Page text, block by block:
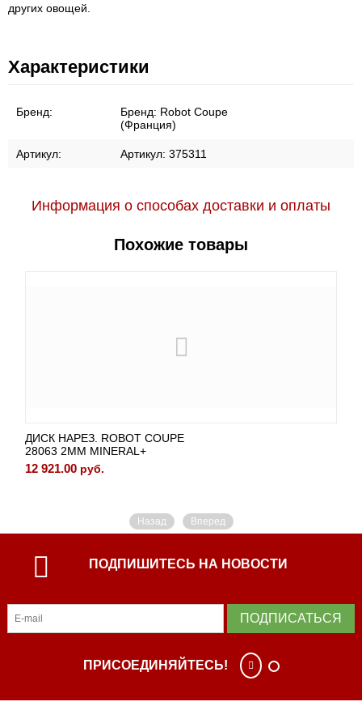
других овощей.
Характеристики
Бренд: Бренд: Robot Coupe
(Франция)
Артикул: Артикул: 375311
Информация о способах доставки и оплаты
Похожие товары
ДИСК НАРЕЗ. ROBOT COUPE
28063 2ММ MINERAL+
12 921.00 руб.
Назад Вперед
ПОДПИШИТЕСЬ НА НОВОСТИ
ПОДПИСАТЬСЯ
ПРИСОЕДИНЯЙТЕСЬ!